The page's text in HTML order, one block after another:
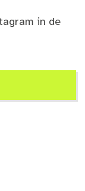
in de